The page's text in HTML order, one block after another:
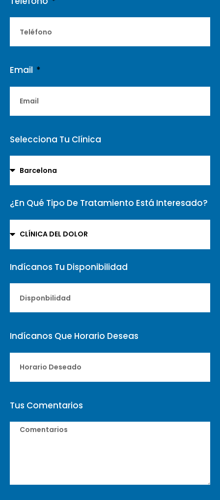
Email
Selecciona Tu Clínica
¿En Qué Tipo De Tratamiento Está Interesado?
Indícanos Tu Disponibilidad
Indícanos Que Horario Deseas
Tus Comentarios